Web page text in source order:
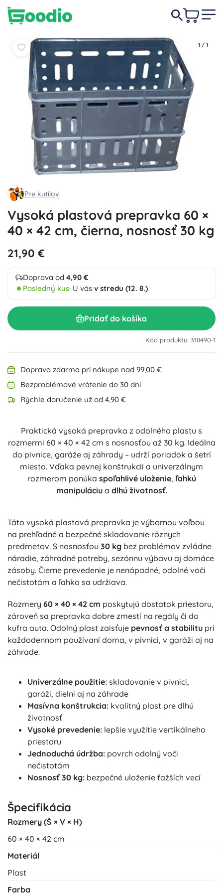
1 / 1
Pre kutilov
Vysoká plastová prepravka 60 ×
40 × 42 cm, čierna, nosnosť 30 kg
21,90 €
Doprava od 4,90 €
Posledný kus· U vás v stredu (12. 8.)
Pridať do košíka
Kód produktu: 318490-1
Doprava zdarma pri nákupe nad 99,00 €
Bezproblémové vrátenie do 30 dní
Rýchle doručenie už od 4,90 €
Praktická vysoká prepravka z odolného plastu s
rozmermi 60 × 40 × 42 cm s nosnosťou až 30 kg. Ideálna
do pivnice, garáže aj záhrady – udrží poriadok a šetrí
miesto. Vďaka pevnej konštrukcii a univerzálnym
rozmerom ponúka spoľahlivé uloženie, ľahkú
manipuláciua dlhú životnosť.
Táto vysoká plastová prepravka je výbornou voľbou
na prehľadné a bezpečné skladovanie rôznych
predmetov. S nosnosťou 30 kg bez problémov zvládne
náradie, záhradné potreby, sezónnu výbavu aj domáce
zásoby. Čierne prevedenie je nenápadné, odolné voči
nečistotám a ľahko sa udržiava.
Rozmery 60 × 40 × 42 cm poskytujú dostatok priestoru,
zároveň sa prepravka dobre zmestí na regály či do
kufra auta. Odolný plast zaisťuje pevnosť a stabilitu pri
každodennom používaní doma, v pivnici, v garáži aj na
záhrade.
Univerzálne použitie: skladovanie v pivnici,
garáži, dielni aj na záhrade
Masívna konštrukcia: kvalitný plast pre dlhú
životnosť
Vysoké prevedenie: lepšie využitie vertikálneho
priestoru
Jednoduchá údržba: povrch odolný voči
nečistotám
Nosnosť 30 kg: bezpečné uloženie ťažších vecí
Špecifikácia
Rozmery (Š × V × H)
60 × 40 × 42 cm
Materiál
Plast
Farba
21,90 € Do košíka